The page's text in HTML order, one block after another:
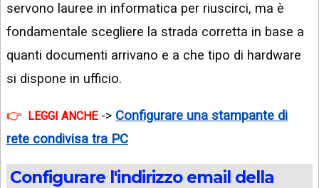
servono lauree in informatica per riuscirci, ma è
fondamentale scegliere la strada corretta in base a
quanti documenti arrivano e a che tipo di hardware
si dispone in ufficio.
LEGGI ANCHE-> Configurare una stampante di
rete condivisa tra PC
Configurare l'indirizzo email della